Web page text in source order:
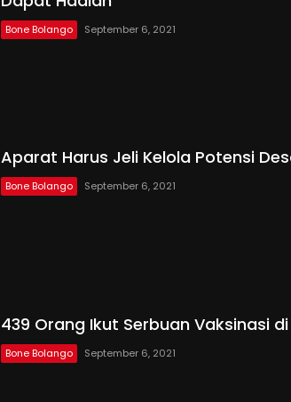
Bone Bolango September 6, 2021
Aparat Harus Jeli Kelola Potensi
Bone Bolango September 6, 2021
439 Orang Ikut Serbuan Vaksinasi
Bone Bolango September 6, 2021